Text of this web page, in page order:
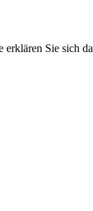
Sie sich